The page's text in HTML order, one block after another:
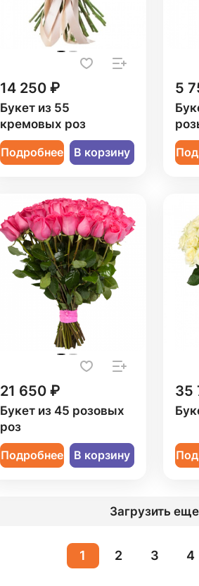
14 250 ₽
Букет из 55
кремовых роз
Подробнее В корзину
5
21 650 ₽
Букет из 45 розовых
роз
Подробнее В корзину
35
Загрузить еще
1 2 3 4